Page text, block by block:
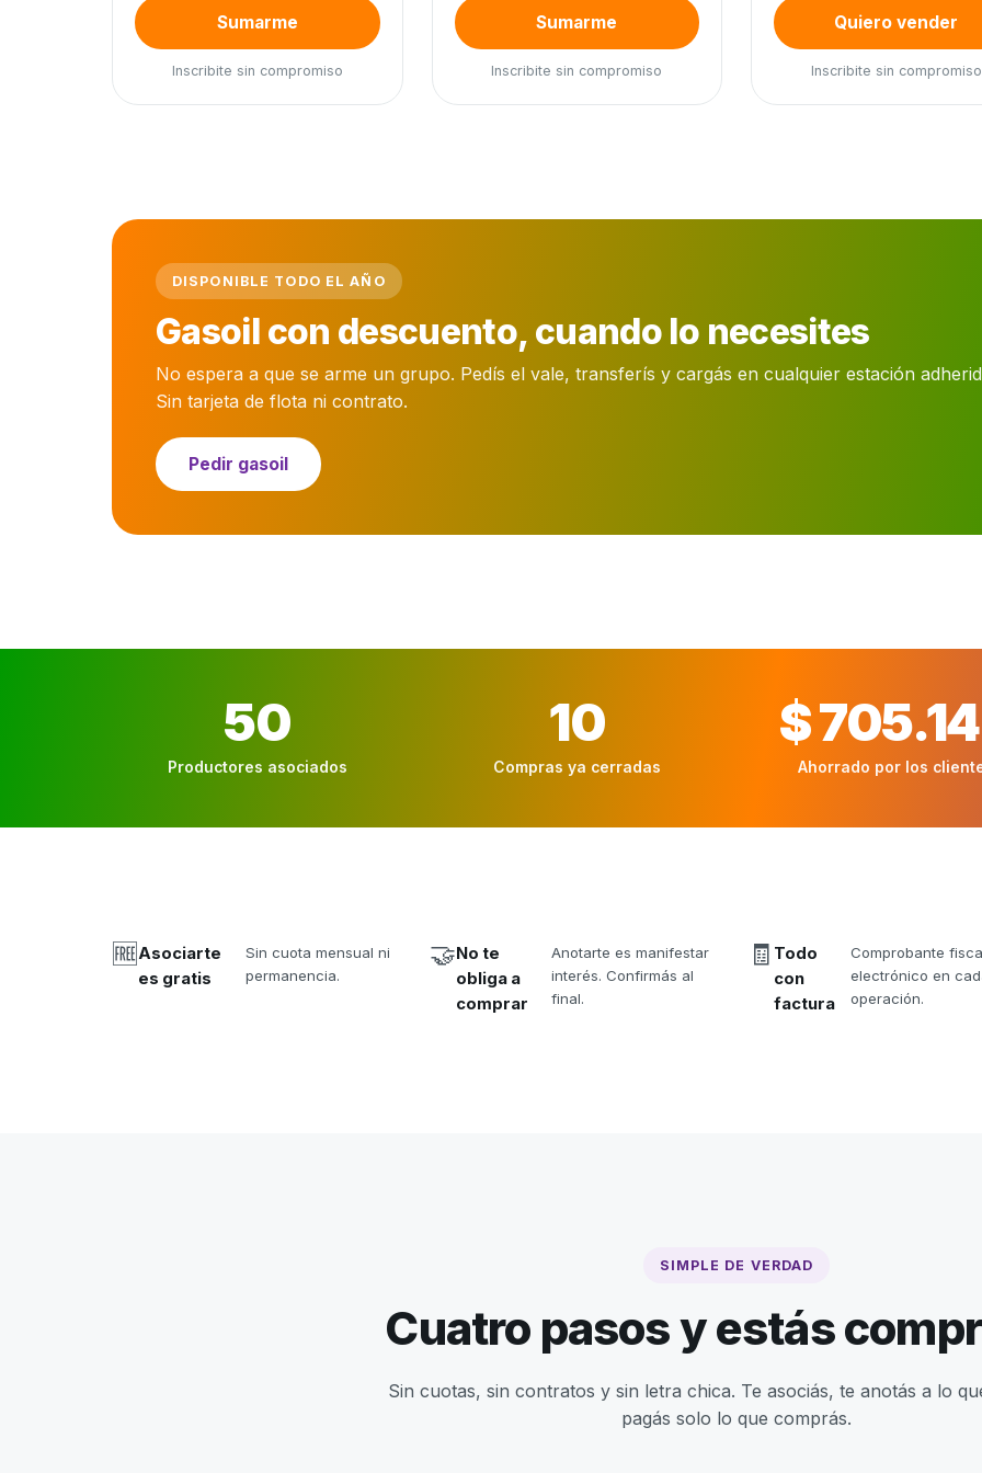
Sumarme
Inscribite sin compromiso
Sumarme
Inscribite sin compromiso
Quiero vender
Inscribite sin compromiso
DISPONIBLE TODO EL AÑO
Gasoil con descuento, cuando lo necesites
No espera a que se arme un grupo. Pedís el vale, transferís y cargás en cualquier estación
Sin tarjeta de flota ni contrato.
Pedir gasoil
50
Productores asociados
10
Compras ya cerradas
$
Ahorrado por los
🆓Asociarte
es gratis
Sin cuota mensual ni
permanencia.
🤝No te
obliga a
comprar
Anotarte es manifestar
interés. Confirmás al
final.
🧾 Todo
con
factura
Comprobante
electrónico en
operación.
SIMPLE DE VERDAD
Cuatro pasos y estás
Sin cuotas, sin contratos y sin letra chica. Te asociás, te anotás a lo
pagás solo lo que comprás.